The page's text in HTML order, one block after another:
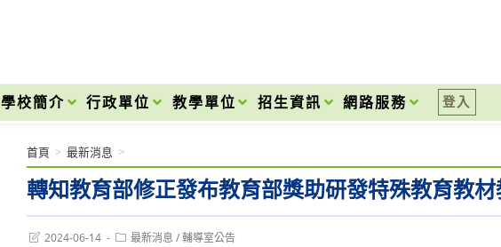
學校簡介 行政單位 教學單位 招生資訊 網路服務 登入
轉知教育部修正發布教育部獎助研發特殊教育教
首頁 > 最新消息 >
Post2024-06-14
Post最新消息 / 輔導室公告